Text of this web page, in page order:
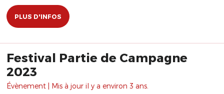
PLUS D'INFOS
Festival Partie de Campagne
2023
Évènement | Mis à jour il y a environ 3 ans.